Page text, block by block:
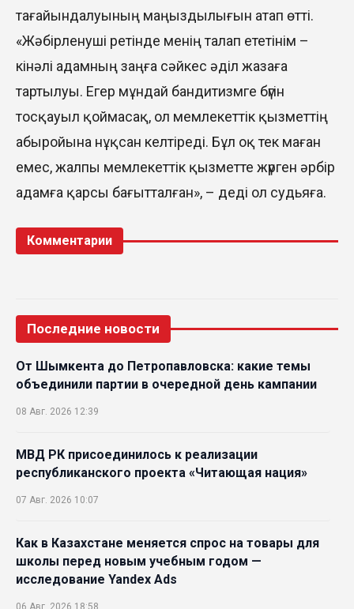
тағайындалуының маңыздылығын атап өтті.
«Жәбірленуші ретінде менің талап ететінім –
кінәлі адамның заңға сәйкес әділ жазаға
тартылуы. Егер мұндай бандитизмге бүгін
тосқауыл қоймасақ, ол мемлекеттік қызметтің
абыройына нұқсан келтіреді. Бұл оқ тек маған
емес, жалпы мемлекеттік қызметте жүрген әрбір
адамға қарсы бағытталған», – деді ол судьяға.
Комментарии
Последние новости
От Шымкента до Петропавловска: какие темы
объединили партии в очередной день кампании
08 Авг. 2026 12:39
МВД РК присоединилось к реализации
республиканского проекта «Читающая нация»
07 Авг. 2026 10:07
Как в Казахстане меняется спрос на товары для
школы перед новым учебным годом —
исследование Yandex Ads